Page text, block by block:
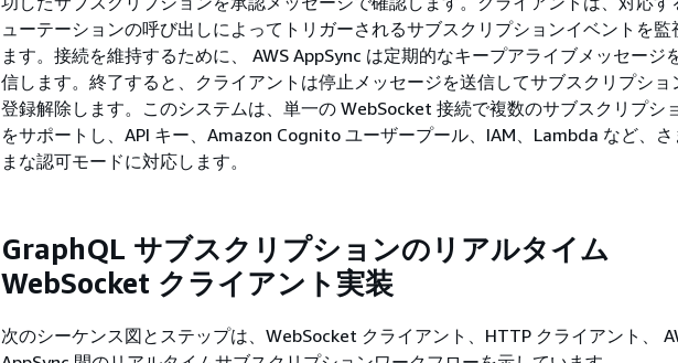
ューテーションの呼び出しによってトリガーされるサブスクリプションイベントを監
ます。接続を維持するために、 AWS AppSync は定期的なキープアライブメッセージ
信します。終了すると、クライアントは停止メッセージを送信してサブスクリプショ
登録解除します。このシステムは、単一の WebSocket 接続で複数のサブスクリプシ
をサポートし、API キー、Amazon Cognito ユーザープール、IAM、Lambda など、さ
まな認可モードに対応します。
GraphQL サブスクリプションのリアルタイム
WebSocket クライアント実装
次のシーケンス図とステップは、WebSocket クライアント、HTTP クライアント、